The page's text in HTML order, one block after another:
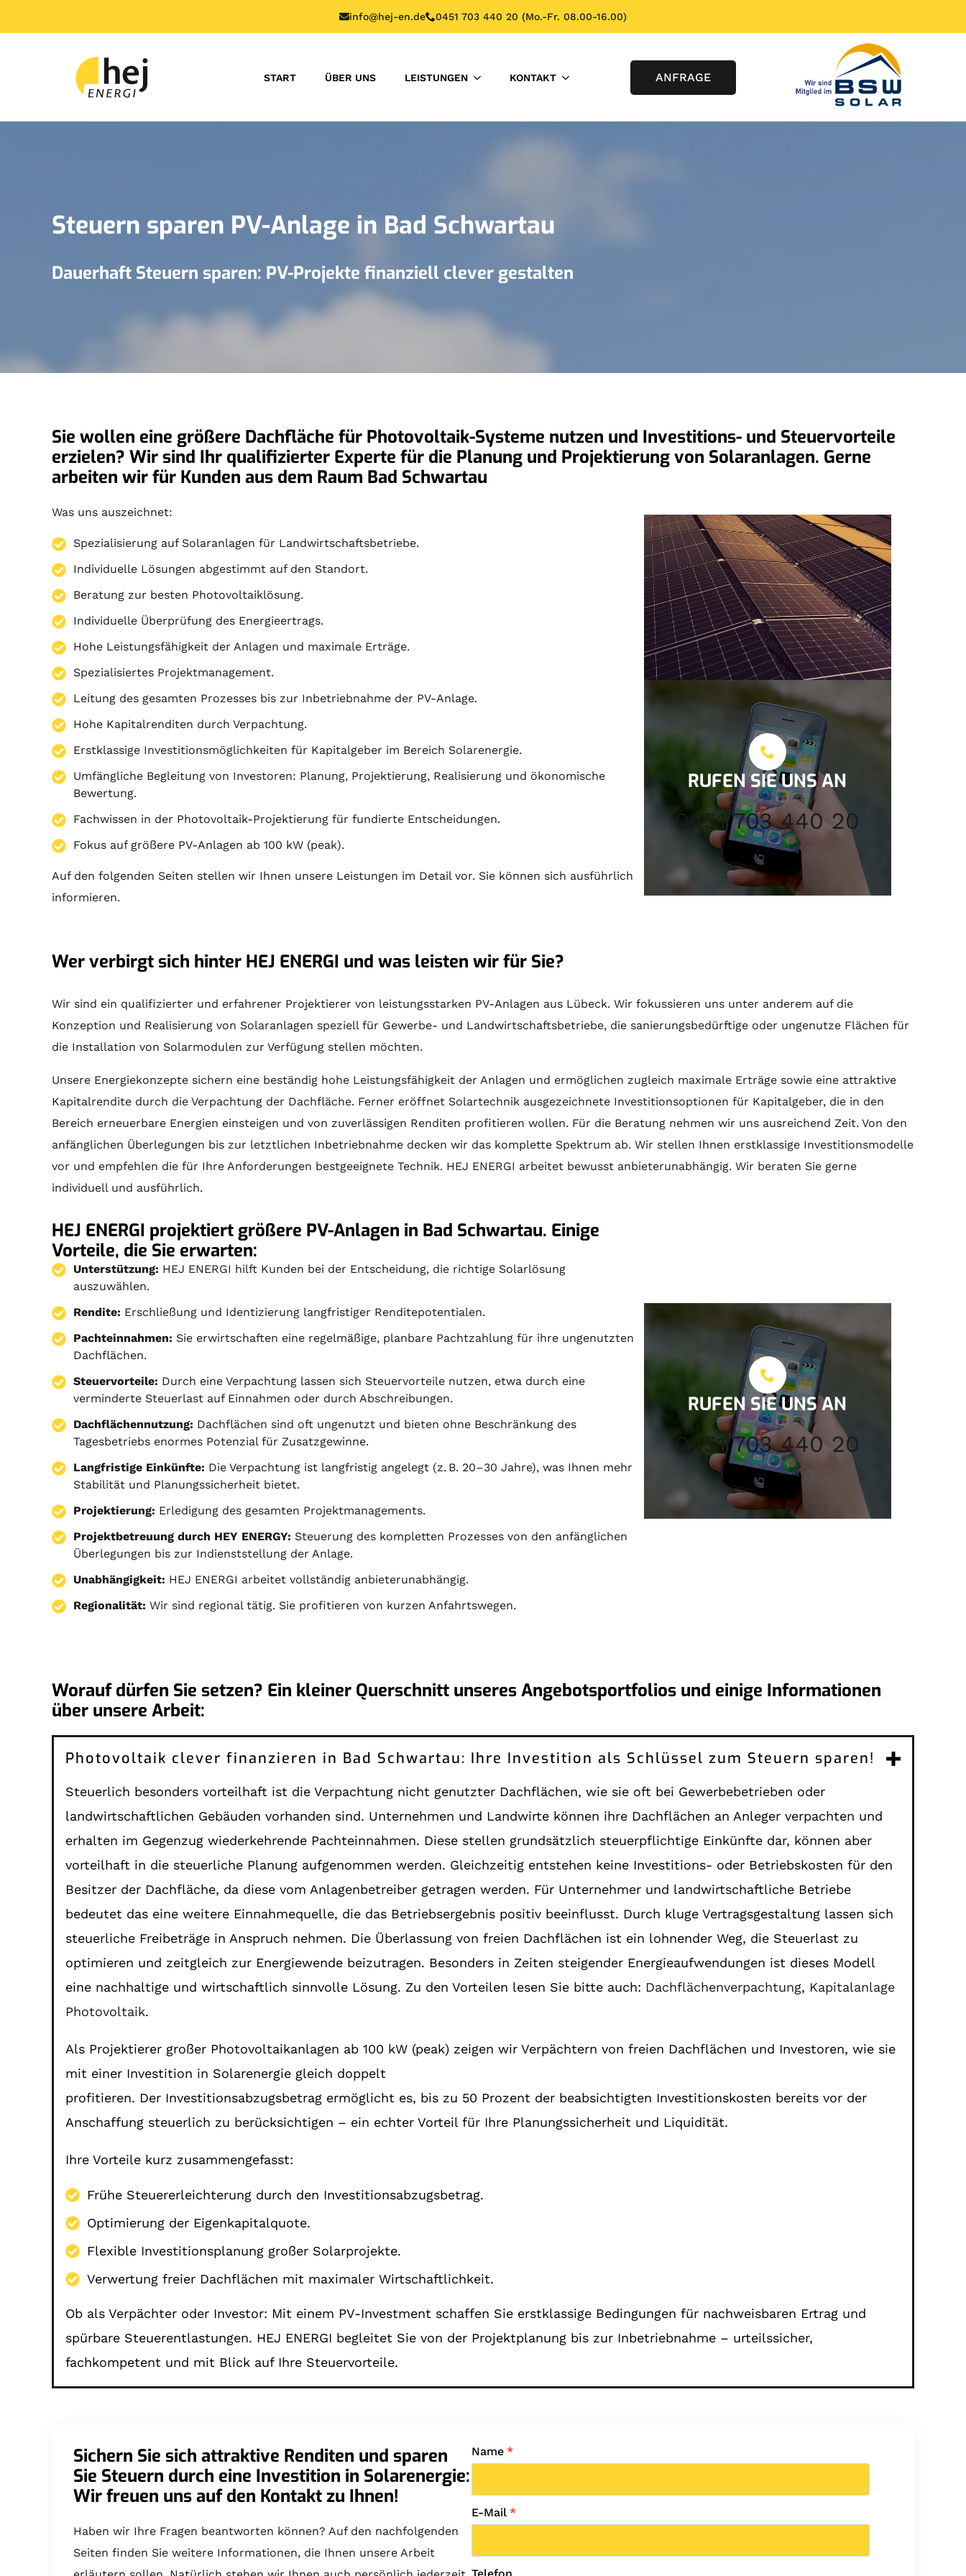
info@hej-en.de 0451 703 440 20 (Mo.-Fr. 08.00-16.00)
START ÜBER UNS LEISTUNGEN KONTAKT ANFRAGE
Steuern sparen PV-Anlage in Bad Schwartau
Dauerhaft Steuern sparen: PV-Projekte finanziell clever gestalten
Sie wollen eine größere Dachfläche für Photovoltaik-Systeme nutzen und Investitions- und Steuervorteile
erzielen? Wir sind Ihr qualifizierter Experte für die Planung und Projektierung von Solaranlagen. Gerne
arbeiten wir für Kunden aus dem Raum Bad Schwartau
Was uns auszeichnet:
Spezialisierung auf Solaranlagen für Landwirtschaftsbetriebe.
Individuelle Lösungen abgestimmt auf den Standort.
Beratung zur besten Photovoltaiklösung.
Individuelle Überprüfung des Energieertrags.
Hohe Leistungsfähigkeit der Anlagen und maximale Erträge.
Spezialisiertes Projektmanagement.
Leitung des gesamten Prozesses bis zur Inbetriebnahme der PV-Anlage.
Hohe Kapitalrenditen durch Verpachtung.
Erstklassige Investitionsmöglichkeiten für Kapitalgeber im Bereich Solarenergie.
Umfängliche Begleitung von Investoren: Planung, Projektierung, Realisierung und ökonomische
Bewertung.
Fachwissen in der Photovoltaik-Projektierung für fundierte Entscheidungen.
Fokus auf größere PV-Anlagen ab 100 kW (peak).
Auf den folgenden Seiten stellen wir Ihnen unsere Leistungen im Detail vor. Sie können sich ausführlich
informieren.
RUFEN SIE UNS AN
0451 703 440 20
Wer verbirgt sich hinter HEJ ENERGI und was leisten wir für Sie?
Wir sind ein qualifizierter und erfahrener Projektierer von leistungsstarken PV-Anlagen aus Lübeck. Wir fokussieren uns unter anderem auf die
Konzeption und Realisierung von Solaranlagen speziell für Gewerbe- und Landwirtschaftsbetriebe, die sanierungsbedürftige oder ungenutze Flächen für
die Installation von Solarmodulen zur Verfügung stellen möchten.
Unsere Energiekonzepte sichern eine beständig hohe Leistungsfähigkeit der Anlagen und ermöglichen zugleich maximale Erträge sowie eine attraktive
Kapitalrendite durch die Verpachtung der Dachfläche. Ferner eröffnet Solartechnik ausgezeichnete Investitionsoptionen für Kapitalgeber, die in den
Bereich erneuerbare Energien einsteigen und von zuverlässigen Renditen profitieren wollen. Für die Beratung nehmen wir uns ausreichend Zeit. Von den
anfänglichen Überlegungen bis zur letztlichen Inbetriebnahme decken wir das komplette Spektrum ab. Wir stellen Ihnen erstklassige Investitionsmodelle
vor und empfehlen die für Ihre Anforderungen bestgeeignete Technik. HEJ ENERGI arbeitet bewusst anbieterunabhängig. Wir beraten Sie gerne
individuell und ausführlich.
HEJ ENERGI projektiert größere PV-Anlagen in Bad Schwartau. Einige
Vorteile, die Sie erwarten:
Unterstützung: HEJ ENERGI hilft Kunden bei der Entscheidung, die richtige Solarlösung
auszuwählen.
Rendite: Erschließung und Identizierung langfristiger Renditepotentialen.
Pachteinnahmen: Sie erwirtschaften eine regelmäßige, planbare Pachtzahlung für ihre ungenutzten
Dachflächen.
Steuervorteile: Durch eine Verpachtung lassen sich Steuervorteile nutzen, etwa durch eine
verminderte Steuerlast auf Einnahmen oder durch Abschreibungen.
Dachflächennutzung: Dachflächen sind oft ungenutzt und bieten ohne Beschränkung des
Tagesbetriebs enormes Potenzial für Zusatzgewinne.
Langfristige Einkünfte: Die Verpachtung ist langfristig angelegt (z. B. 20–30 Jahre), was Ihnen mehr
Stabilität und Planungssicherheit bietet.
Projektierung: Erledigung des gesamten Projektmanagements.
Projektbetreuung durch HEY ENERGY: Steuerung des kompletten Prozesses von den anfänglichen
Überlegungen bis zur Indienststellung der Anlage.
Unabhängigkeit: HEJ ENERGI arbeitet vollständig anbieterunabhängig.
Regionalität: Wir sind regional tätig. Sie profitieren von kurzen Anfahrtswegen.
RUFEN SIE UNS AN
0451 703 440 20
Worauf dürfen Sie setzen? Ein kleiner Querschnitt unseres Angebotsportfolios und einige Informationen
über unsere Arbeit:
Photovoltaik clever finanzieren in Bad Schwartau: Ihre Investition als Schlüssel zum Steuern sparen!
Steuerlich besonders vorteilhaft ist die Verpachtung nicht genutzter Dachflächen, wie sie oft bei Gewerbebetrieben oder
landwirtschaftlichen Gebäuden vorhanden sind. Unternehmen und Landwirte können ihre Dachflächen an Anleger verpachten und
erhalten im Gegenzug wiederkehrende Pachteinnahmen. Diese stellen grundsätzlich steuerpflichtige Einkünfte dar, können aber
vorteilhaft in die steuerliche Planung aufgenommen werden. Gleichzeitig entstehen keine Investitions- oder Betriebskosten für den
Besitzer der Dachfläche, da diese vom Anlagenbetreiber getragen werden. Für Unternehmer und landwirtschaftliche Betriebe
bedeutet das eine weitere Einnahmequelle, die das Betriebsergebnis positiv beeinflusst. Durch kluge Vertragsgestaltung lassen sich
steuerliche Freibeträge in Anspruch nehmen. Die Überlassung von freien Dachflächen ist ein lohnender Weg, die Steuerlast zu
optimieren und zeitgleich zur Energiewende beizutragen. Besonders in Zeiten steigender Energieaufwendungen ist dieses Modell
eine nachhaltige und wirtschaftlich sinnvolle Lösung. Zu den Vorteilen lesen Sie bitte auch: Dachflächenverpachtung, Kapitalanlage
Photovoltaik.
Als Projektierer großer Photovoltaikanlagen ab 100 kW (peak) zeigen wir Verpächtern von freien Dachflächen und Investoren, wie sie
mit einer Investition in Solarenergie gleich doppelt
profitieren. Der Investitionsabzugsbetrag ermöglicht es, bis zu 50 Prozent der beabsichtigten Investitionskosten bereits vor der
Anschaffung steuerlich zu berücksichtigen – ein echter Vorteil für Ihre Planungssicherheit und Liquidität.
Ihre Vorteile kurz zusammengefasst:
Frühe Steuererleichterung durch den Investitionsabzugsbetrag.
Optimierung der Eigenkapitalquote.
Flexible Investitionsplanung großer Solarprojekte.
Verwertung freier Dachflächen mit maximaler Wirtschaftlichkeit.
Ob als Verpächter oder Investor: Mit einem PV-Investment schaffen Sie erstklassige Bedingungen für nachweisbaren Ertrag und
spürbare Steuerentlastungen. HEJ ENERGI begleitet Sie von der Projektplanung bis zur Inbetriebnahme – urteilssicher,
fachkompetent und mit Blick auf Ihre Steuervorteile.
Sichern Sie sich attraktive Renditen und sparen
Sie Steuern durch eine Investition in Solarenergie:
Wir freuen uns auf den Kontakt zu Ihnen!
Haben wir Ihre Fragen beantworten können? Auf den nachfolgenden
Seiten finden Sie weitere Informationen, die Ihnen unsere Arbeit
Name *
E-Mail *